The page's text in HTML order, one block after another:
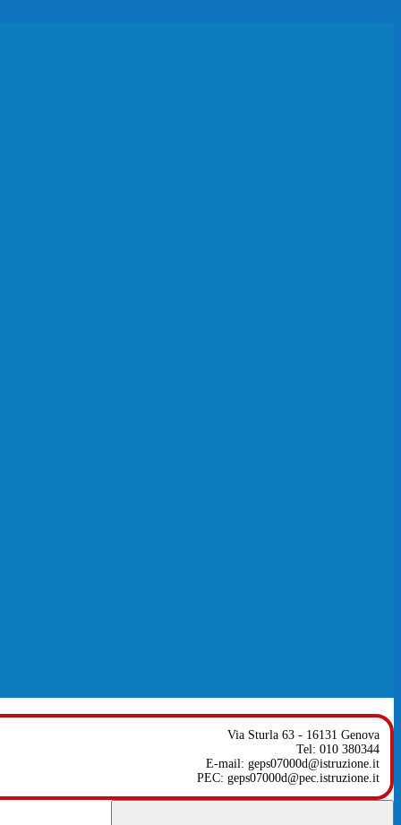
Via Sturla 63 - 16131 Genova
Tel: 010 380344
E-mail: geps07000d@istruzione.it
PEC: geps07000d@pec.istruzione.it